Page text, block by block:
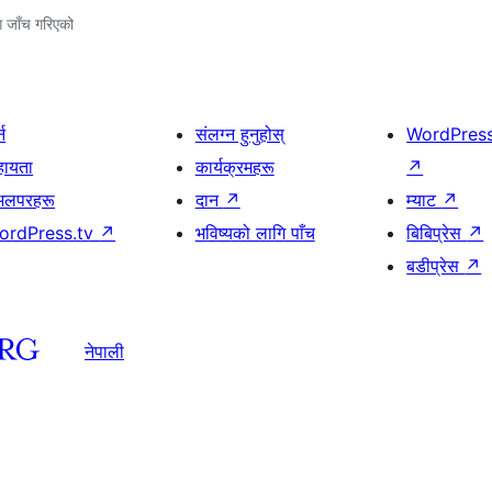
गरिएको
↗
संलग्न हुनुहोस्
कार्यक्रमहरू
दान ↗
भविष्यको लागि पाँच
↗
म्याट ↗
बिबिप्रेस ↗
बडीप्रेस ↗
नेपाली